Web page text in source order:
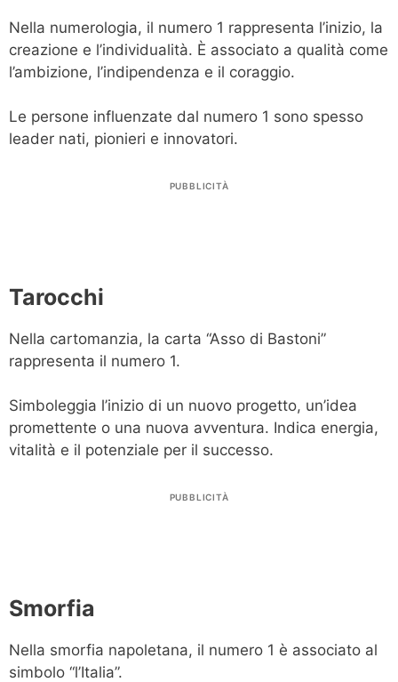
Nella numerologia, il numero 1 rappresenta l’inizio, la
creazione e l’individualità. È associato a qualità come
l’ambizione, l’indipendenza e il coraggio.
Le persone influenzate dal numero 1 sono spesso
leader nati, pionieri e innovatori.
PUBBLICITÀ
Tarocchi
Nella cartomanzia, la carta “Asso di Bastoni”
rappresenta il numero 1.
Simboleggia l’inizio di un nuovo progetto, un’idea
promettente o una nuova avventura. Indica energia,
vitalità e il potenziale per il successo.
PUBBLICITÀ
Smorfia
Nella smorfia napoletana, il numero 1 è associato al
simbolo “l’Italia”.